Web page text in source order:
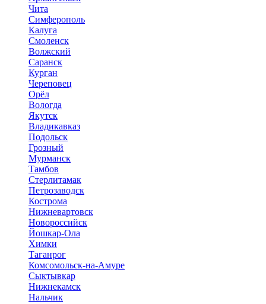
Чита
Симферополь
Калуга
Смоленск
Волжский
Саранск
Курган
Череповец
Орёл
Вологда
Якутск
Владикавказ
Подольск
Грозный
Мурманск
Тамбов
Стерлитамак
Петрозаводск
Кострома
Нижневартовск
Новороссийск
Йошкар-Ола
Химки
Таганрог
Комсомольск-на-Амуре
Сыктывкар
Нижнекамск
Нальчик